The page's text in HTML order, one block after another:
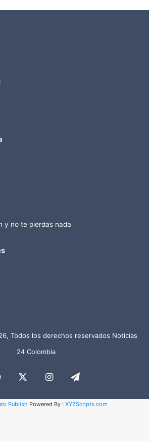
y no te pierdas nada
Todos los derechos reservados Noticias
24 Colombia
Facebook InstagramTelegram
Publish Powered By : XYZScripts.com